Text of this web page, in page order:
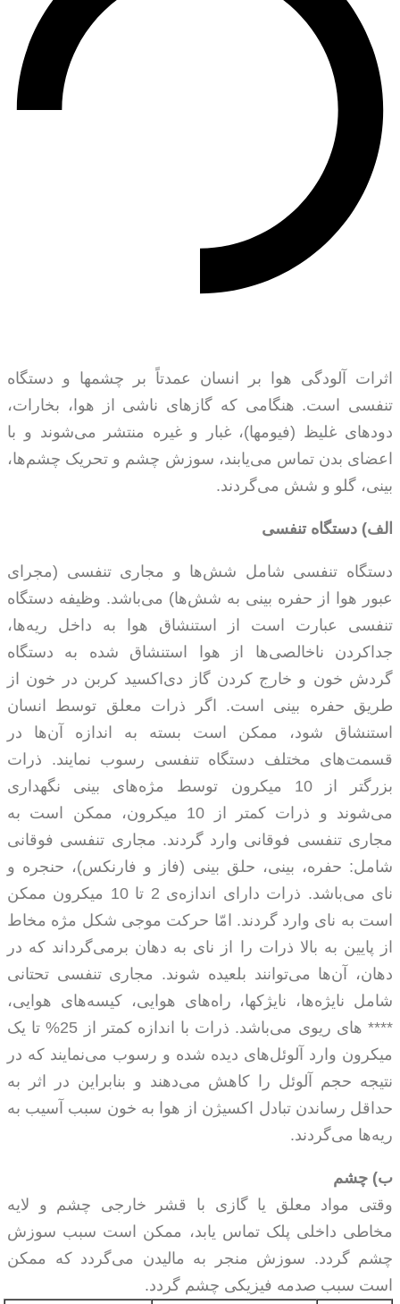
اثرات آلودگی هوا بر انسان عمدتاً بر چشمها و دستگاه
تنفسی است. هنگامی که گازهای ناشی از هوا، بخارات،
دودهای غلیظ (فیومها)، غبار و غیره منتشر می‌شوند و با
اعضای بدن تماس می‌یابند، سوزش چشم و تحریک چشم‌ها،
بینی، گلو و شش می‌گردند.
الف) دستگاه تنفسی
دستگاه تنفسی شامل شش‌ها و مجاری تنفسی (مجرای
عبور هوا از حفره بینی به شش‌ها) می‌باشد. وظیفه دستگاه
تنفسی عبارت است از استنشاق هوا به داخل ریه‌ها،
جداکردن ناخالصی‌ها از هوا استنشاق شده به دستگاه
گردش خون و خارج کردن گاز دی‌اکسید کربن در خون از
طریق حفره بینی است. اگر ذرات معلق توسط انسان
استنشاق شود، ممکن است بسته به اندازه آن‌ها در
قسمت‌های مختلف دستگاه تنفسی رسوب نمایند. ذرات
بزرگتر از 10 میکرون توسط مژه‌های بینی نگهداری
می‌شوند و ذرات کمتر از 10 میکرون، ممکن است به
مجاری تنفسی فوقانی وارد گردند. مجاری تنفسی فوقانی
شامل: حفره، بینی، حلق بینی (فاز و فارنکس)، حنجره و
نای می‌باشد. ذرات دارای اندازه‌ی 2 تا 10 میکرون ممکن
است به نای وارد گردند. امّا حرکت موجی شکل مژه مخاط
از پایین به بالا ذرات را از نای به دهان برمی‌گرداند که در
دهان، آن‌ها می‌توانند بلعیده شوند. مجاری تنفسی تحتانی
شامل نایژه‌ها، نایژکها، راه‌های هوایی، کیسه‌های هوایی،
**** های ریوی می‌باشد. ذرات با اندازه کمتر از 25% تا یک
میکرون وارد آلوئل‌های دیده شده و رسوب می‌نمایند که در
نتیجه حجم آلوئل را کاهش می‌دهند و بنابراین در اثر به
حداقل رساندن تبادل اکسیژن از هوا به خون سبب آسیب به
ریه‌ها می‌گردند.
ب) چشم
وقتی مواد معلق یا گازی با قشر خارجی چشم و لایه
مخاطی داخلی پلک تماس یابد، ممکن است سبب سوزش
چشم گردد. سوزش منجر به مالیدن می‌گردد که ممکن
است سبب صدمه فیزیکی چشم گردد.